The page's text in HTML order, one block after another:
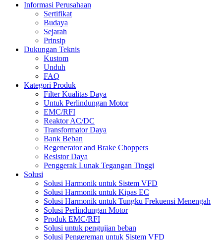
Informasi Perusahaan
Sertifikat
Budaya
Sejarah
Prinsip
Dukungan Teknis
Kustom
Unduh
FAQ
Kategori Produk
Filter Kualitas Daya
Untuk Perlindungan Motor
EMC/RFI
Reaktor AC/DC
Transformator Daya
Bank Beban
Regenerator and Brake Choppers
Resistor Daya
Penggerak Lunak Tegangan Tinggi
Solusi
Solusi Harmonik untuk Sistem VFD
Solusi Harmonik untuk Kipas EC
Solusi Harmonik untuk Tungku Frekuensi Menengah
Solusi Perlindungan Motor
Produk EMC/RFI
Solusi untuk pengujian beban
Solusi Pengereman untuk Sistem VFD